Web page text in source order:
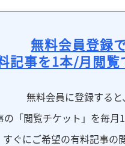
無料会員登録
記事を1本/月閲覧
無料会員に登録すると、
の「閲覧チケット」を毎月1
ぐにご希望の有料記事の